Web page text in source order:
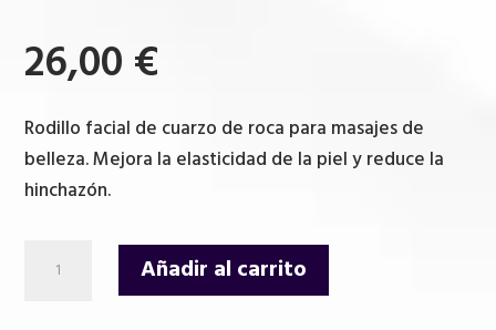
26,00€
Rodillo facial de cuarzo de roca para masajes de
belleza. Mejora la elasticidad de la piel y reduce la
hinchazón.
Piedras
Añadir al carrito